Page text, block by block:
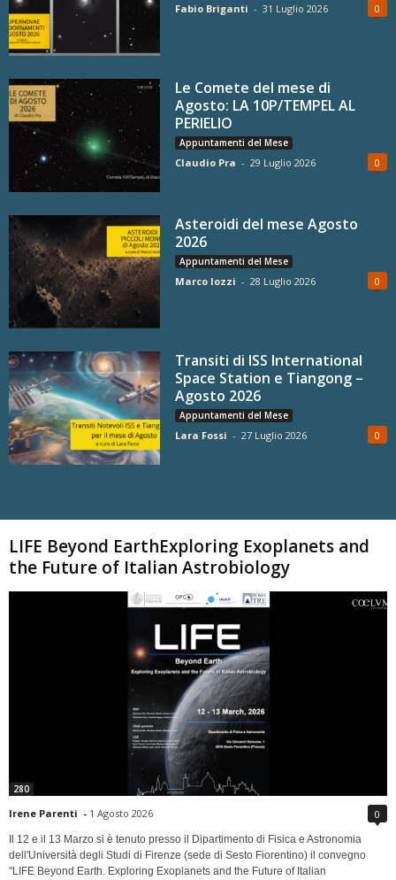
Fabio Briganti - 31 Luglio 2026 0
Le Comete del mese di
Agosto: LA 10P/TEMPEL AL
PERIELIO
Appuntamenti del Mese
Claudio Pra - 29 Luglio 2026 0
Asteroidi del mese Agosto
2026
Appuntamenti del Mese
Marco Iozzi - 28 Luglio 2026 0
Transiti di ISS International
Space Station e Tiangong –
Agosto 2026
Appuntamenti del Mese
Lara Fossi - 27 Luglio 2026 0
LIFE Beyond EarthExploring Exoplanets and
the Future of Italian Astrobiology
280
Irene Parenti - 1 Agosto 2026 0
Il 12 e il 13 Marzo si è tenuto presso il Dipartimento di Fisica e Astronomia
dell'Università degli Studi di Firenze (sede di Sesto Fiorentino) il convegno
"LIFE Beyond Earth. Exploring Exoplanets and the Future of Italian